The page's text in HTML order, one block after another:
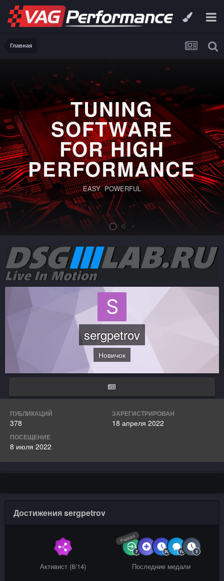
Главная
TUNING
SOFTWARE
FOR HIGH
PERFORMANCE
EASY POWERFUL
sergpetrov
Новичок
ПУБЛИКАЦИЙ
378
ЗАРЕГИСТРИРОВАН
18 апреля 2022
ПОСЕЩЕНИЕ
8 июля 2022
Достижения sergpetrov
Активист (8/14)
Редкая
Последние медали